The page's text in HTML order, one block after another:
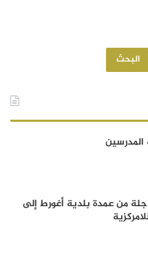
البحث
المدرسين
من عمدة بلدية أغورط إلى